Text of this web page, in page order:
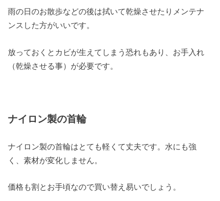
雨の日のお散歩などの後は拭いて乾燥させたりメンテナ
ンスした方がいいです。
放っておくとカビが生えてしまう恐れもあり、お手入れ
（乾燥させる事）が必要です。
ナイロン製の首輪
ナイロン製の首輪はとても軽くて丈夫です。水にも強
く、素材が変化しません。
価格も割とお手頃なので買い替え易いでしょう。